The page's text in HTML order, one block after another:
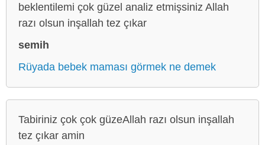
beklentilemi çok güzel analiz etmişsiniz Allah
razı olsun inşallah tez çıkar
semih
Rüyada bebek maması görmek ne demek
Tabiriniz çok çok güzeAllah razı olsun inşallah
tez çıkar amin